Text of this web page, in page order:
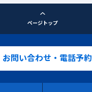
ページトップ
お問い合わせ・電話予約